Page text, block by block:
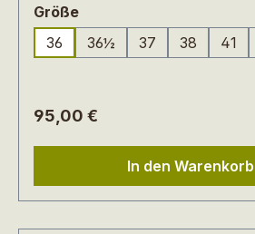
Größeauswählen
36
36½
(Diese Option ist zurzeit
37 38
(Diese
41
Regulärer Preis:
95,00 €
In den Warenkorb